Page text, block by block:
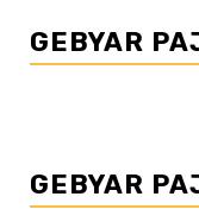
GEBYAR
GEBYAR